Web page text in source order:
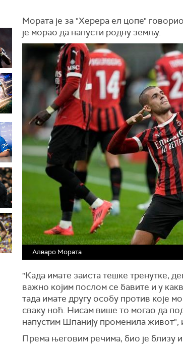
Мората је за "Херера ел цопе"
је морао да напусти родну земљу.
Алваро Мората
"Када имате заиста тешке тренутке,
важно којим послом се бавите и у
тада имате другу особу против које
сваку ноћ. Нисам више то могао да
напустим Шпанију променила живот",
Према његовим речима, био је близу и